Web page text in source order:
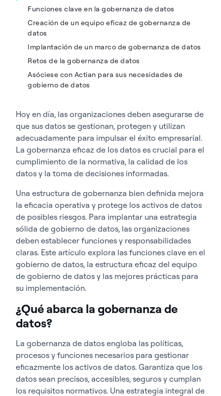
Funciones clave en la gobernanza de datos
Creación de un equipo eficaz de gobernanza de
datos
Implantación de un marco de gobernanza de datos
Retos de la gobernanza de datos
Asóciese con Actian para sus necesidades de
gobierno de datos
Hoy en día, las organizaciones deben asegurarse de
que sus datos se gestionan, protegen y utilizan
adecuadamente para impulsar el éxito empresarial.
La gobernanza eficaz de los datos es crucial para el
cumplimiento de la normativa, la calidad de los
datos y la toma de decisiones informadas.
Una estructura de gobernanza bien definida mejora
la eficacia operativa y protege los activos de datos
de posibles riesgos. Para implantar una estrategia
sólida de gobierno de datos, las organizaciones
deben establecer funciones y responsabilidades
claras. Este artículo explora las funciones clave en el
gobierno de datos, la estructura eficaz del equipo
de gobierno de datos y las mejores prácticas para
su implementación.
¿Qué abarca la gobernanza de
datos?
La gobernanza de datos engloba las políticas,
procesos y funciones necesarios para gestionar
eficazmente los activos de datos. Garantiza que los
datos sean precisos, accesibles, seguros y cumplan
los requisitos normativos. Una estrategia integral de